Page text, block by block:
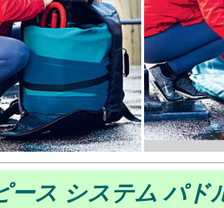
ース システム パド